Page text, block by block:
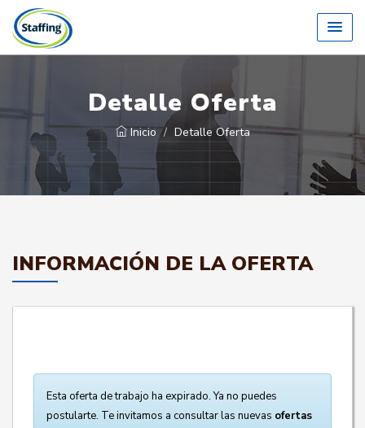
Detalle Oferta
Inicio Detalle Oferta
INFORMACIÓN DE LA OFERTA
Esta oferta de trabajo ha expirado. Ya no puedes
postularte. Te invitamos a consultar las nuevas ofertas